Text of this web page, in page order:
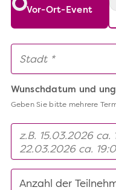
Vor-Ort-Event
Wunschdatum und
Geben Sie bitte mehrere